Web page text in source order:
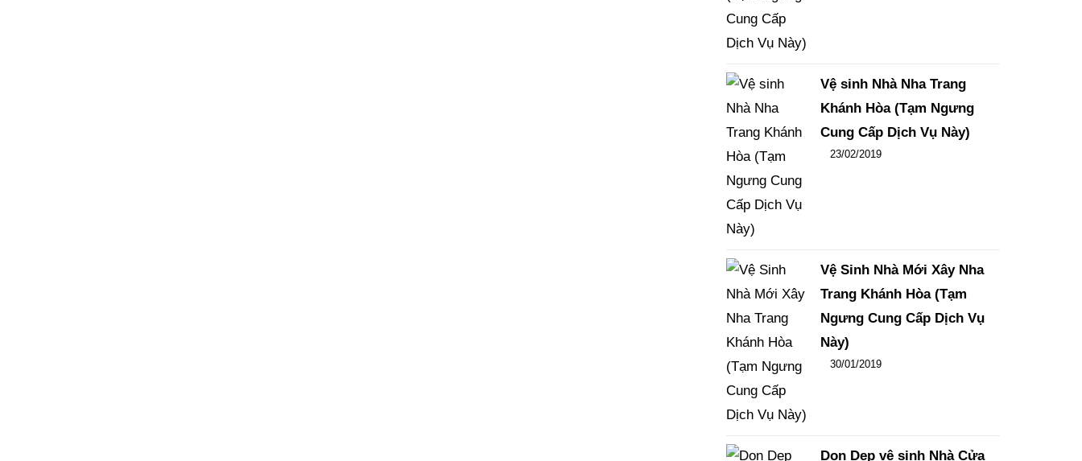
Vệ sinh Nhà Nha Trang
Khánh Hòa (Tạm Ngưng
Cung Cấp Dịch Vụ Này)
Đăng ngày
23/02/2019
Vệ Sinh Nhà Mới Xây Nha
Trang Khánh Hòa (Tạm
Ngưng Cung Cấp Dịch Vụ
Này)
Đăng ngày
30/01/2019
Dọn Dẹp vệ sinh Nhà Cửa